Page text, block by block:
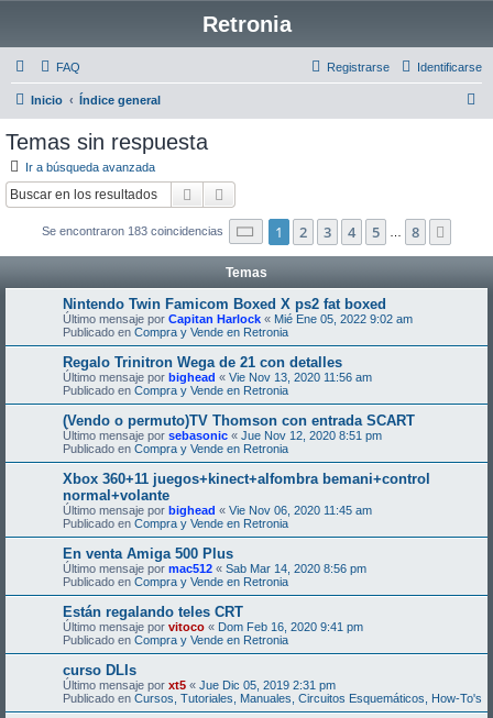
Retronia
FAQ Identificarse
Registrarse
Inicio Índice general
Temas sin respuesta
Ir a búsqueda avanzada
Buscar
Se encontraron 183 coincidencias Página de
1 2 3 4 5 8
Temas
Nintendo Twin Famicom Boxed X ps2 fat boxed
Último mensaje por Capitan Harlock « Mié Ene 05, 2022 9:02 am
Publicado en Compra y Vende en Retronia
Regalo Trinitron Wega de 21 con detalles
Último mensaje por bighead « Vie Nov 13, 2020 11:56 am
Publicado en Compra y Vende en Retronia
(Vendo o permuto)TV Thomson con entrada SCART
Último mensaje por sebasonic « Jue Nov 12, 2020 8:51 pm
Publicado en Compra y Vende en Retronia
Xbox 360+11 juegos+kinect+alfombra bemani+control
normal+volante
Último mensaje por bighead « Vie Nov 06, 2020 11:45 am
Publicado en Compra y Vende en Retronia
En venta Amiga 500 Plus
Último mensaje por mac512 « Sab Mar 14, 2020 8:56 pm
Publicado en Compra y Vende en Retronia
Están regalando teles CRT
Último mensaje por vitoco « Dom Feb 16, 2020 9:41 pm
Publicado en Compra y Vende en Retronia
curso DLIs
Último mensaje por xt5 « Jue Dic 05, 2019 2:31 pm
Publicado en Cursos, Tutoriales, Manuales, Circuitos Esquemáticos, How-To's